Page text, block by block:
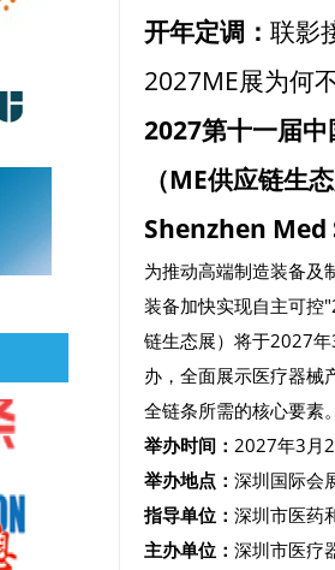
开年定调： 联影
2027ME展为何
2027第十一届
（ME供应链生
Shenzhen
为推动高端制造装备及
装备加快实现自主可控
链生态展）将于2027
办，全面展示医疗器械
全链条所需的核心要素
举办时间： 2027年3月
举办地点： 深圳国际会
指导单位： 深圳市医药
主办单位： 深圳市医疗